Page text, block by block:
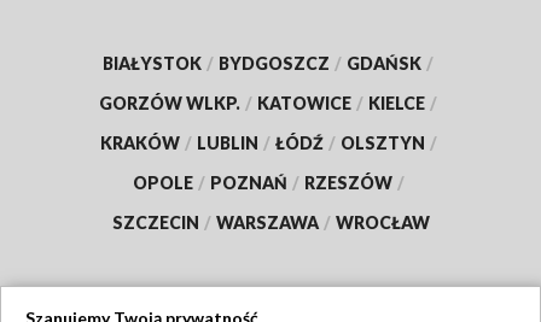
BIAŁYSTOK / BYDGOSZCZ / GDAŃSK /
GORZÓW WLKP. / KATOWICE / KIELCE /
KRAKÓW / LUBLIN / ŁÓDŹ / OLSZTYN /
OPOLE / POZNAŃ / RZESZÓW /
SZCZECIN / WARSZAWA / WROCŁAW
Szanujemy Twoją prywatność